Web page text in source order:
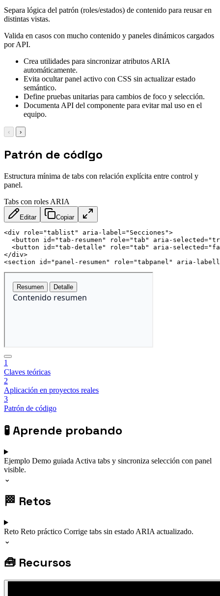
Separa lógica del patrón (roles/estados) de contenido para reusar en
distintas vistas.
Valida en casos con mucho contenido y paneles dinámicos cargados
por API.
Crea utilidades para sincronizar atributos ARIA
automáticamente.
Evita ocultar panel activo con CSS sin actualizar estado
semántico.
Define pruebas unitarias para cambios de foco y selección.
Documenta API del componente para evitar mal uso en el
equipo.
‹ ›
Patrón de código
Estructura mínima de tabs con relación explícita entre control y
panel.
Tabs con roles ARIA
Editar Copiar
<div role="tablist " aria-label =" Secciones ">
<button id="tab-resumen " role="tab " aria-selected="
<button id="tab-detalle " role="tab " aria-selected="
</div>
<section id=" panel-resumen " role="tabpanel " aria-
1
Claves teóricas
2
Aplicación en proyectos reales
3
Patrón de código
🧪Aprende probando
Ejemplo Demo guiada Activa tabs y sincroniza selección con panel
visible.
⌄
🏁 Retos
Reto Reto práctico Corrige tabs sin estado ARIA actualizado.
⌄
🧰 Recursos